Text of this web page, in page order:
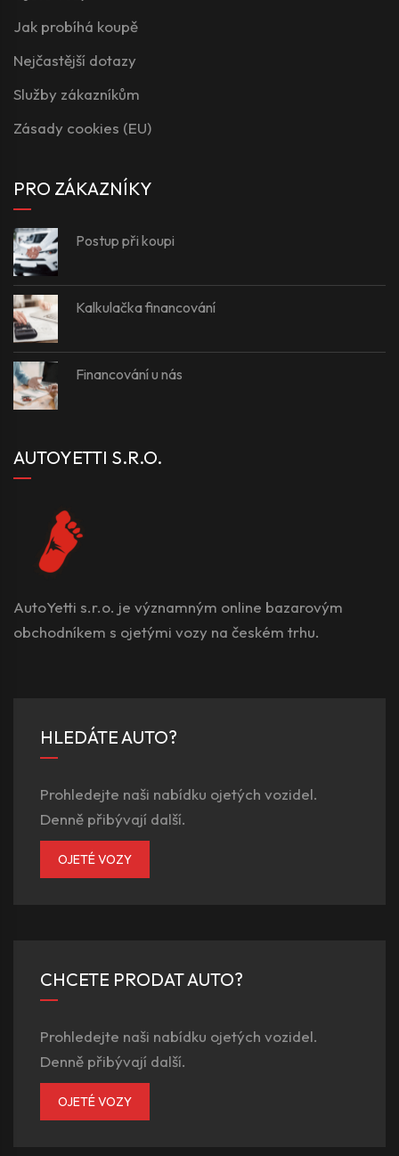
Jak probíhá koupě
Nejčastější dotazy
Služby zákazníkům
Zásady cookies (EU)
PRO ZÁKAZNÍKY
Postup při koupi
Kalkulačka financování
Financování u nás
AUTOYETTI S.R.O.
AutoYetti s.r.o. je významným online bazarovým
obchodníkem s ojetými vozy na českém trhu.
HLEDÁTE AUTO?
Prohledejte naši nabídku ojetých vozidel.
Denně přibývají další.
OJETÉ VOZY
CHCETE PRODAT AUTO?
Prohledejte naši nabídku ojetých vozidel.
Denně přibývají další.
OJETÉ VOZY